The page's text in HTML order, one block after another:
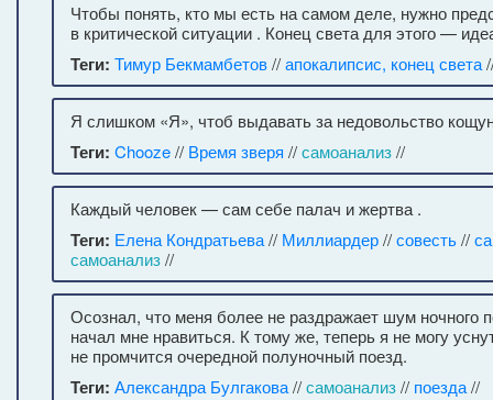
Чтобы понять, кто мы есть на самом деле, нужно
в критической ситуации . Конец света для этого —
Теги: Тимур Бекмамбетов//апокалипсис, конец света
Я слишком «Я», чтоб выдавать за недовольство
Теги: Chooze// Время зверя //самоанализ//
Каждый человек — сам себе палач и жертва .
Теги: Елена Кондратьева// Миллиардер//совесть//
самоанализ//
Осознал, что меня более не раздражает шум ночного
начал мне нравиться. К тому же, теперь я не могу
не промчится очередной полуночный поезд.
Теги: Александра Булгакова//самоанализ// поезда//